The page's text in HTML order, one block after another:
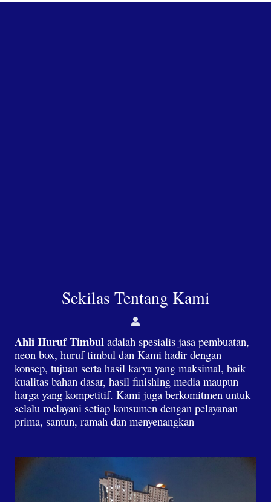
Sekilas Tentang Kami
Ahli Huruf Timbul adalah spesialis jasa pembuatan,
neon box, huruf timbul dan Kami hadir dengan
konsep, tujuan serta hasil karya yang maksimal, baik
kualitas bahan dasar, hasil finishing media maupun
harga yang kompetitif. Kami juga berkomitmen untuk
selalu melayani setiap konsumen dengan pelayanan
prima, santun, ramah dan menyenangkan